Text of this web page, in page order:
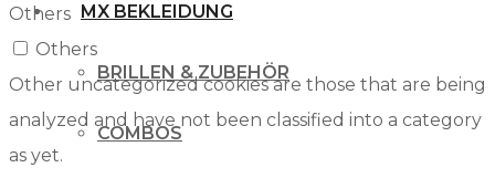
MX BEKLEIDUNG
BRILLEN & ZUBEHÖR
COMBOS
Others
Others
Other uncategorized cookies are those that are being
analyzed and have not been classified into a category
as yet.